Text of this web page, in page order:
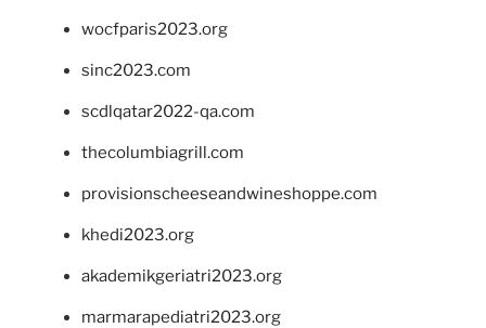
wocfparis2023.org
sinc2023.com
scdlqatar2022-qa.com
thecolumbiagrill.com
provisionscheeseandwineshoppe.com
khedi2023.org
akademikgeriatri2023.org
marmarapediatri2023.org